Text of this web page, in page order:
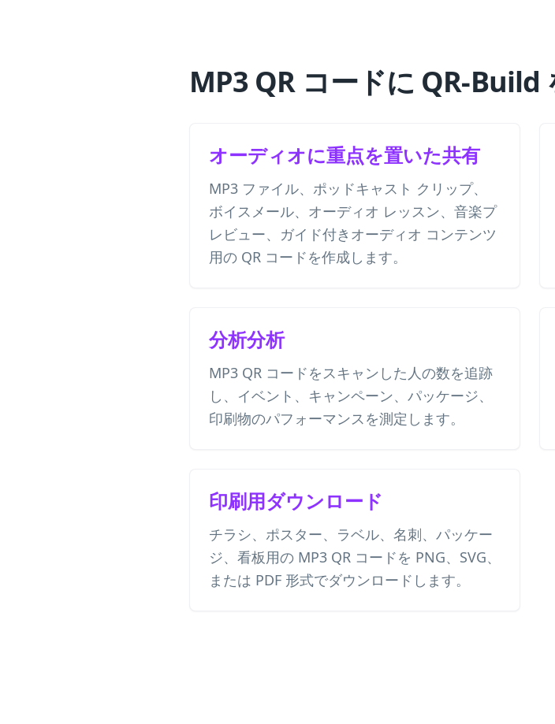
MP3 QR コードに QR-Build
オーディオに重点を置いた共有
MP3 ファイル、ポッドキャスト クリップ、
ボイスメール、オーディオ レッスン、音楽プ
レビュー、ガイド付きオーディオ コンテンツ
用の QR コードを作成します。
分析分析
MP3 QR コードをスキャンした人の数を追跡
し、イベント、キャンペーン、パッケージ、
印刷物のパフォーマンスを測定します。
印刷用ダウンロード
チラシ、ポスター、ラベル、名刺、パッケー
ジ、看板用の MP3 QR コードを PNG、SVG、
または PDF 形式でダウンロードします。